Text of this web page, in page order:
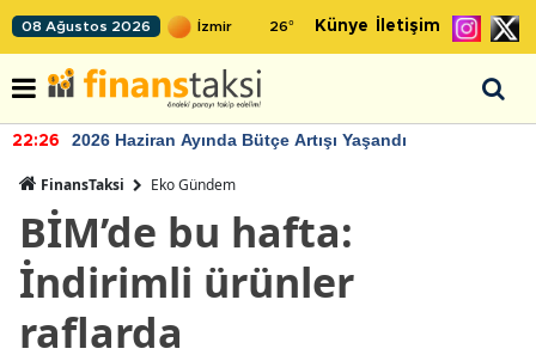
08 Ağustos 2026 26° Künye İletişim
22:26 2026 Haziran Ayında Bütçe Artışı Yaşandı
FinansTaksi Eko Gündem
BİM’de bu hafta:
İndirimli ürünler
raflarda